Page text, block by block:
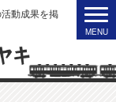
動成果を掲